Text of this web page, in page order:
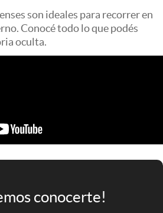
son ideales para recorrer en
Conocé todo lo que podés
oculta.
conocerte!